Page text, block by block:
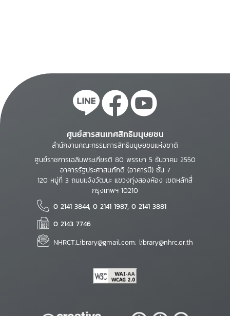
ศูนย์สารสนเทศสิทธิมนุษยชน
สำนักงานคณะกรรมการสิทธิมนุษยชนแห่งชาติ
ศูนย์ราชการเฉลิมพระเกียรติ 80 พรรษา 5 ธันวาคม 2550
อาคารรัฐประศาสนภักดี (อาคารบี) ชั้น 7
120 หมู่ที่ 3 ถนนแจ้งวัฒนะ แขวงทุ่งสองห้อง เขตหลักสี่
กรุงเทพฯ 10210
0 2141 3844, 0 2141 1987, 0 2141 3881
0 2143 7746
NHRCT.Library@gmail.com; library@nhrc.or.th